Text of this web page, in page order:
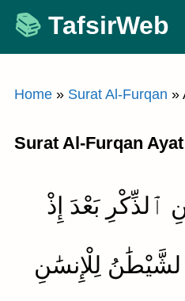
Skip
content
TafsirWeb
Home » Surat Al-Furqan »
Surat Al-Furqan
ٱلذِّكْرِ بَعْدَ إِذْ
لِلْإِنسَٰنِ